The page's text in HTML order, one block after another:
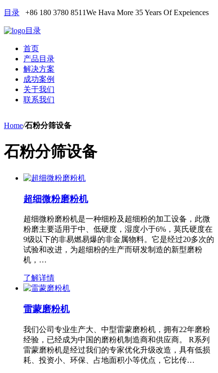
目录 +86 180 3780 8511We Hava More 35 Years Of Expeiences
目录
首页
产品目录
解决方案
成功案例
关于我们
联系我们
Home/石粉分筛设备
石粉分筛设备
超细微粉磨粉机
超细微粉磨粉机是一种细粉及超细粉的加工设备，此微
粉磨主要适用于中、低硬度，湿度小于6%，莫氏硬度在
9级以下的非易燃易爆的非金属物料。它是经过20多次的
试验和改进，为超细粉的生产而研发制造的新型磨粉
机，…
了解详情
雷蒙磨粉机
我们公司专业生产大、中型雷蒙磨粉机，拥有22年磨粉
经验，已经成为中国的磨粉机制造商和供应商。 R系列
雷蒙磨粉机是经过我们的专家优化升级改造，具有低损
耗、投资小、环保、占地面积小等优点，它比传…